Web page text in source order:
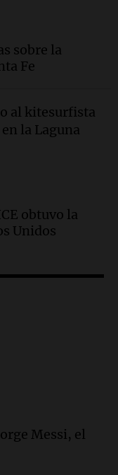
argentino de
con Rony
Vega, tras
esa casa
el mito del
?
lucha
nacional
sobre la
Fe
al kitesurfista
la Laguna
obtuvo la
Unidos
Messi, el